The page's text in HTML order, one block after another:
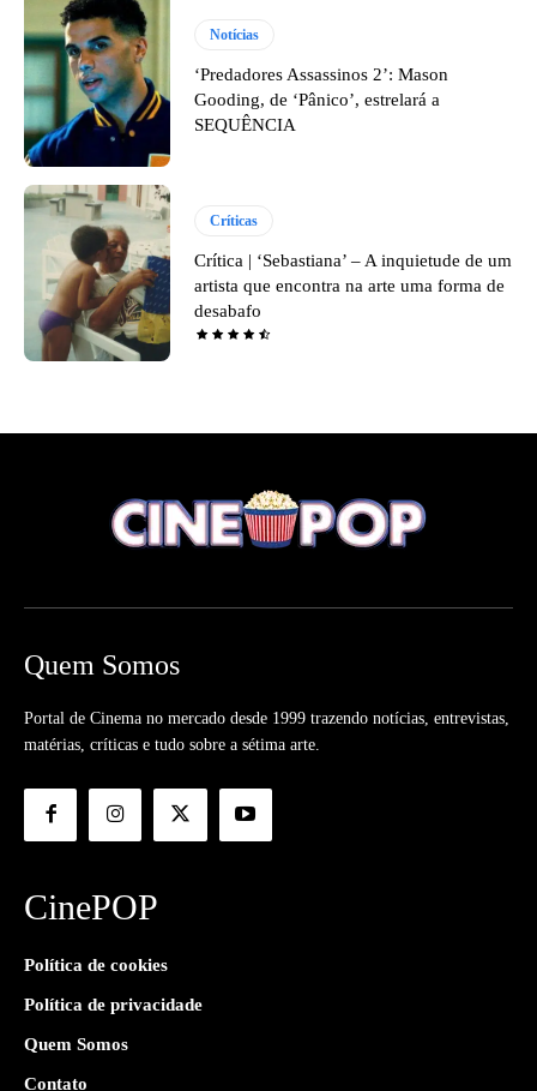
Notícias
‘Predadores Assassinos 2’: Mason
Gooding, de ‘Pânico’, estrelará a
SEQUÊNCIA
Críticas
Crítica | ‘Sebastiana’ – A inquietude de um
artista que encontra na arte uma forma de
desabafo
Quem Somos
Portal de Cinema no mercado desde 1999 trazendo notícias, entrevistas,
matérias, críticas e tudo sobre a sétima arte.
CinePOP
Política de cookies
Política de privacidade
Quem Somos
Contato